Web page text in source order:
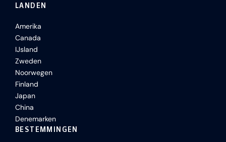
LANDEN
Amerika
Canada
IJsland
Zweden
Noorwegen
Finland
Japan
China
Denemarken
BESTEMMINGEN